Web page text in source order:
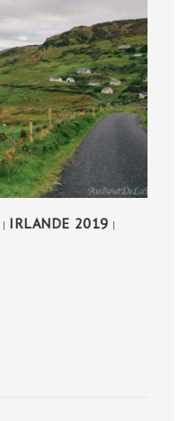
| IRLANDE 2019 |